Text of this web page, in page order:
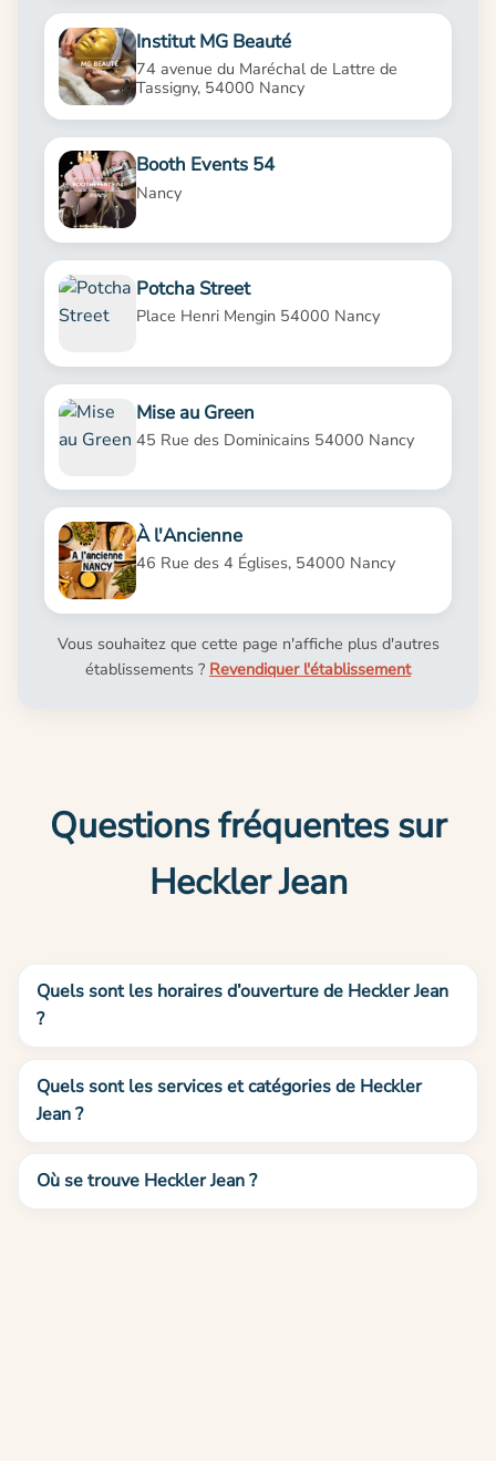
Institut MG Beauté
74 avenue du Maréchal de Lattre de
Tassigny, 54000 Nancy
Booth Events 54
Nancy
Potcha Street
Place Henri Mengin 54000 Nancy
Mise au Green
45 Rue des Dominicains 54000 Nancy
À l'Ancienne
46 Rue des 4 Églises, 54000 Nancy
Vous souhaitez que cette page n'affiche plus d'autres
établissements ? Revendiquer l'établissement
Questions fréquentes sur
Heckler Jean
Quels sont les horaires d’ouverture de Heckler Jean
?
Quels sont les services et catégories de Heckler
Jean ?
Où se trouve Heckler Jean ?